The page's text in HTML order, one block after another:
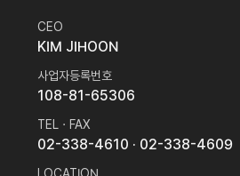
CEO
KIM JIHOON
사업자등록번호
108-81-65306
TEL · FAX
02-338-4610 · 02-338-4609